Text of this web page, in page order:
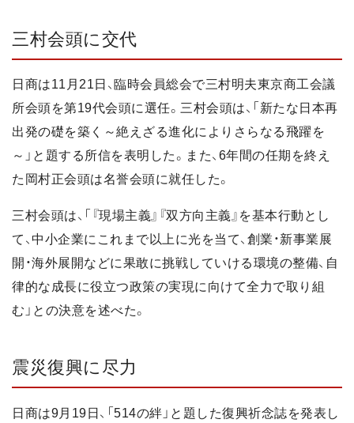
三村会頭に交代
日商は11月21日、臨時会員総会で三村明夫東京商工会議
所会頭を第19代会頭に選任。三村会頭は、「新たな日本再
出発の礎を築く～絶えざる進化によりさらなる飛躍を
～」と題する所信を表明した。また、6年間の任期を終え
た岡村正会頭は名誉会頭に就任した。
三村会頭は、「『現場主義』『双方向主義』を基本行動とし
て、中小企業にこれまで以上に光を当て、創業・新事業展
開・海外展開などに果敢に挑戦していける環境の整備、自
律的な成長に役立つ政策の実現に向けて全力で取り組
む」との決意を述べた。
震災復興に尽力
日商は9月19日、「514の絆」と題した復興祈念誌を発表し